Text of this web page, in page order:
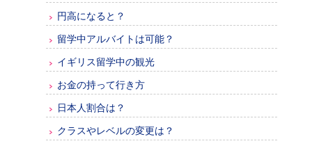
円高になると？
留学中アルバイトは可能？
イギリス留学中の観光
お金の持って行き方
日本人割合は？
クラスやレベルの変更は？